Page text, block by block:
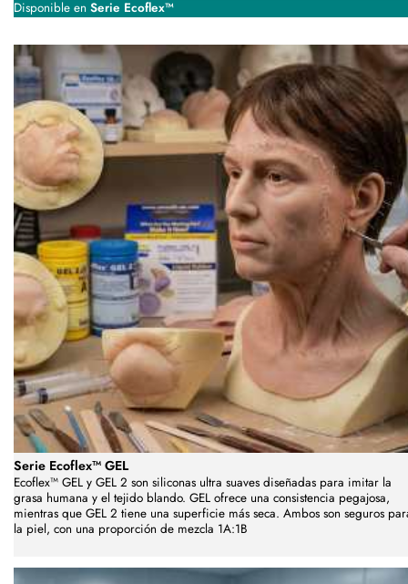
Disponible en Serie Ecoflex™
Serie Ecoflex™ GEL
Ecoflex™ GEL y GEL 2 son siliconas ultra suaves diseñadas para imitar la
grasa humana y el tejido blando. GEL ofrece una consistencia pegajosa,
mientras que GEL 2 tiene una superficie más seca. Ambos son seguros
la piel, con una proporción de mezcla 1A:1B